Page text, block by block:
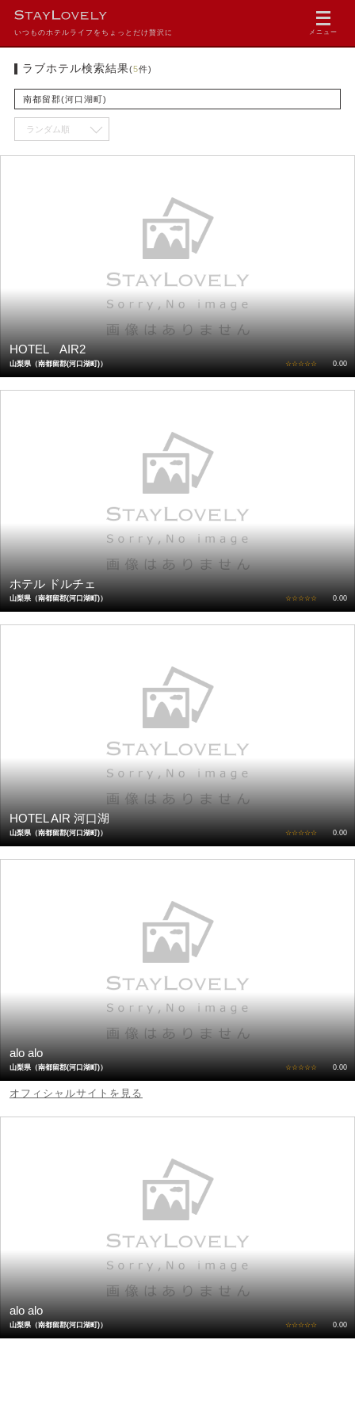
いつものホテルライフをちょっとだけ贅沢に メニュー
ラブホテル検索結果(5件)
南都留郡(河口湖町)
HOTEL AIR2
山梨県（南都留郡(河口湖町)） ☆☆☆☆☆ 0.00
ホテル ドルチェ
山梨県（南都留郡(河口湖町)） ☆☆☆☆☆ 0.00
HOTEL AIR 河口湖
山梨県（南都留郡(河口湖町)） ☆☆☆☆☆ 0.00
alo alo
山梨県（南都留郡(河口湖町)） ☆☆☆☆☆ 0.00
オフィシャルサイトを見る
alo alo
山梨県（南都留郡(河口湖町)） ☆☆☆☆☆ 0.00